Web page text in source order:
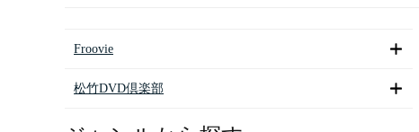
Froovie
松竹DVD倶楽部